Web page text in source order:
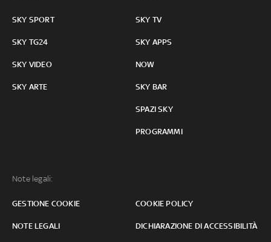
SKY SPORT
SKY TG24
SKY VIDEO
SKY ARTE
SKY TV
SKY APPS
NOW
SKY BAR
SPAZI SKY
PROGRAMMI
Note legali:
GESTIONE COOKIE COOKIE POLICY
NOTE LEGALI DICHIARAZIONE DI ACCESSIBILITÀ